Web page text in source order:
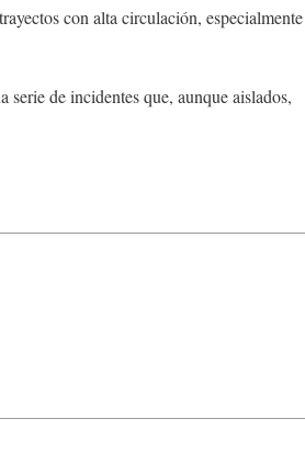
con alta circulación,
serie de incidentes que, aunque aislados,